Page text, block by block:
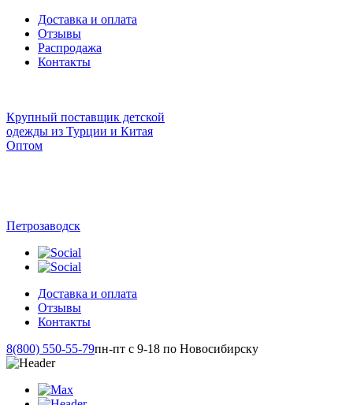
Доставка и оплата
Отзывы
Распродажа
Контакты
Крупный поставщик детской
одежды из Турции и Китая
Оптом
Петрозаводск
Доставка и оплата
Отзывы
Контакты
8(800) 550-55-79пн-пт с 9-18 по Новосибирску